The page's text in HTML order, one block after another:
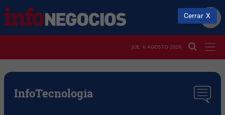
JUE. 6 AGOSTO 2026
InfoTecnología
Cerrar